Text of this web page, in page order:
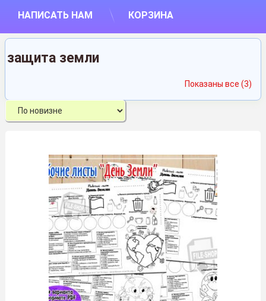
НАПИСАТЬ НАМ КОРЗИНА
защита земли
Показаны все (3)